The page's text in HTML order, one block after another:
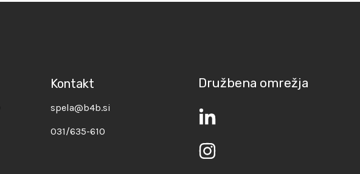
Kontakt
spela@b4b.si
031/635-610
Družbena omrežja